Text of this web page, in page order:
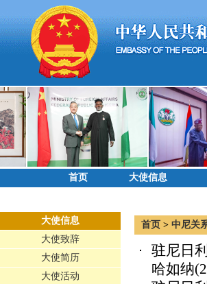
首页 大使信息
大使信息
大使致辞
大使简历
大使活动
首页 > 中尼关
驻尼日
哈如纳